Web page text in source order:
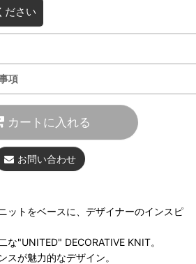
ださい
項
カートに入れる
お問い合わせ
ットをベースに、デザイナーのインスピ
な"UNITED" DECORATIVE KNIT。
スが魅力的なデザイン。